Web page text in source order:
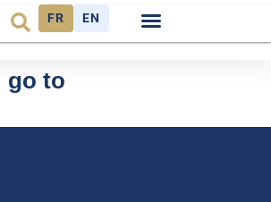
FR EN
go to